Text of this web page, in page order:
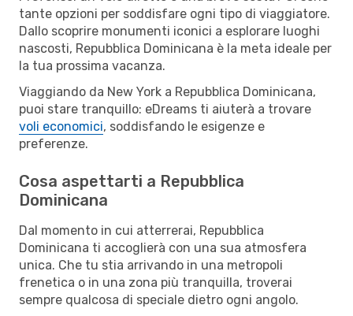
tante opzioni per soddisfare ogni tipo di viaggiatore.
Dallo scoprire monumenti iconici a esplorare luoghi
nascosti, Repubblica Dominicana è la meta ideale per
la tua prossima vacanza.
Viaggiando da New York a Repubblica Dominicana,
puoi stare tranquillo: eDreams ti aiuterà a trovare
voli economici, soddisfando le esigenze e
preferenze.
Cosa aspettarti a Repubblica
Dominicana
Dal momento in cui atterrerai, Repubblica
Dominicana ti accoglierà con una sua atmosfera
unica. Che tu stia arrivando in una metropoli
frenetica o in una zona più tranquilla, troverai
sempre qualcosa di speciale dietro ogni angolo.